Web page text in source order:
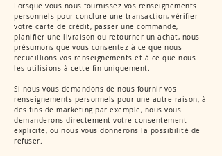
Lorsque vous nous fournissez vos renseignements
personnels pour conclure une transaction, vérifier
votre carte de crédit, passer une commande,
planifier une livraison ou retourner un achat, nous
présumons que vous consentez à ce que nous
recueillions vos renseignements et à ce que nous
les utilisions à cette fin uniquement.
Si nous vous demandons de nous fournir vos
renseignements personnels pour une autre raison, à
des fins de marketing par exemple, nous vous
demanderons directement votre consentement
explicite, ou nous vous donnerons la possibilité de
refuser.